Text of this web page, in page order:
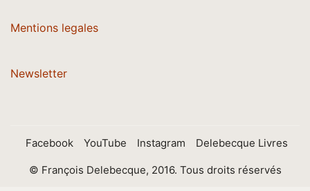
Mentions legales
Newsletter
Facebook YouTube Instagram Delebecque Livres
© François Delebecque, 2016. Tous droits réservés